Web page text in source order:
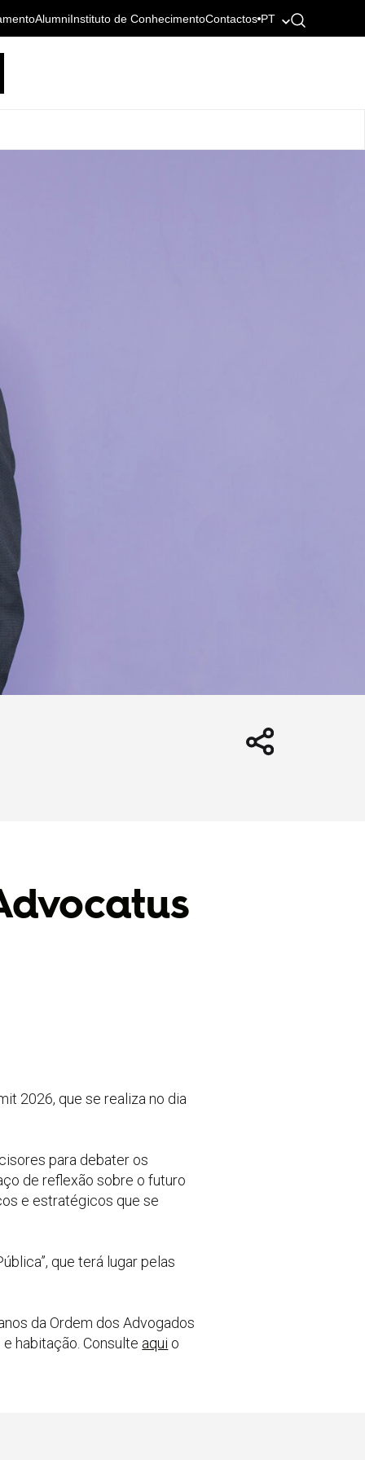
AlumniInstituto de ConhecimentoContactos PT
2026, que se realiza no dia
para debater os
de reflexão sobre o futuro
e estratégicos que se
que terá lugar pelas
da Ordem dos Advogados
habitação. Consulte aqui o